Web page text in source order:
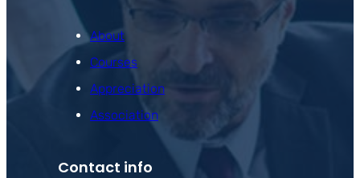
About
Courses
Appreciation
Association
Contact info